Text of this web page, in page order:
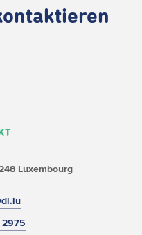
Luxembourg